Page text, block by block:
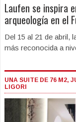
Laufen se inspira
arqueología en el
Del 15 al 21 de abril,
más reconocida a
UNA SUITE DE 76 M2,
LIGORI